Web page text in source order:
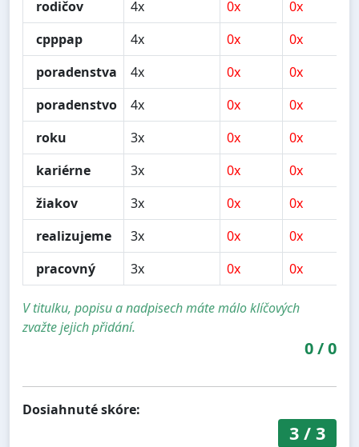
rodičov
4x 0x 0x
cpppap
4x 0x 0x
poradenstva
4x 0x 0x
poradenstvo
4x 0x 0x
roku
3x 0x 0x
kariérne
3x 0x 0x
žiakov
3x 0x 0x
realizujeme
3x 0x 0x
pracovný
3x 0x 0x
V titulku, popisu a nadpisech máte málo klíčových
zvažte jejich přidání.
0/0
Dosiahnuté skóre:
3/ 3